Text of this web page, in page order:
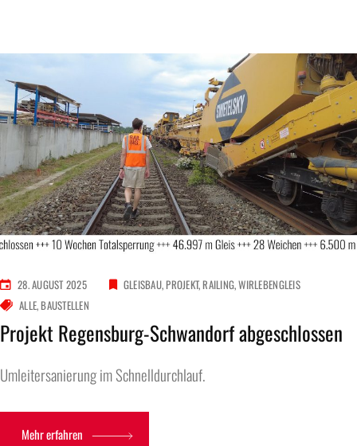
28. AUGUST 2025 GLEISBAU PROJEKT RAILING WIRLEBENGLEIS
ALLE BAUSTELLEN
Projekt Regensburg-Schwandorf abgeschlossen
Umleitersanierung im Schnelldurchlauf.
Mehr erfahren